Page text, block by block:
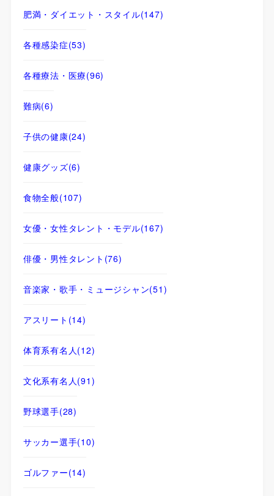
肥満・ダイエット・スタイル(147)
各種感染症(53)
各種療法・医療(96)
難病(6)
子供の健康(24)
健康グッズ(6)
食物全般(107)
女優・女性タレント・モデル(167)
俳優・男性タレント (76)
音楽家・歌手・ミュージシャン(51)
アスリート (14)
体育系有名人(12)
文化系有名人(91)
野球選手(28)
サッカー選手(10)
ゴルファー(14)